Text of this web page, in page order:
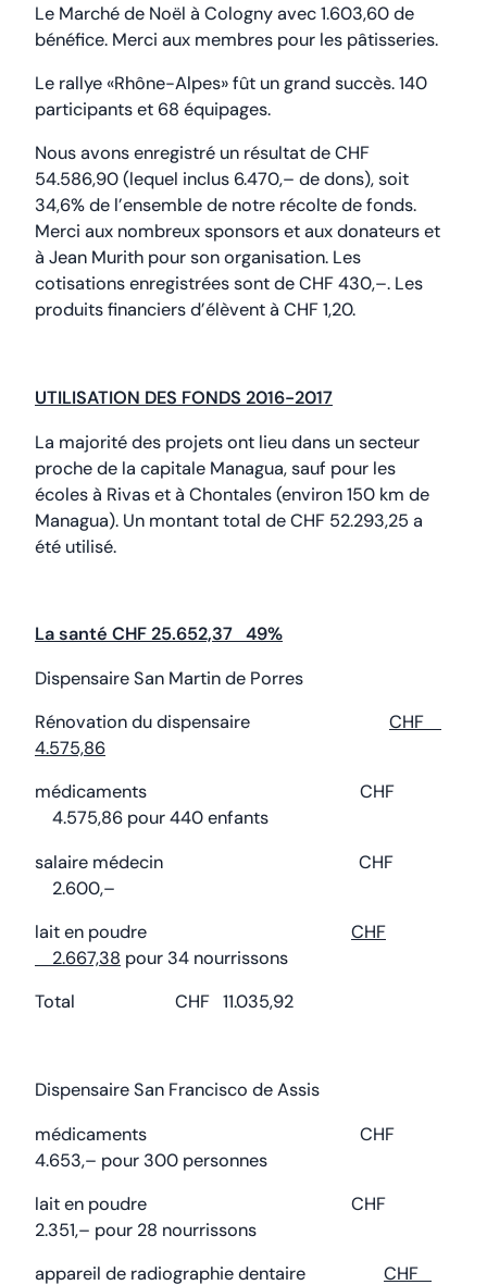
Le Marché de Noël à Cologny avec 1.603,60 de
bénéfice. Merci aux membres pour les pâtisseries.
Le rallye «Rhône-Alpes» fût un grand succès. 140
participants et 68 équipages.
Nous avons enregistré un résultat de CHF
54.586,90 (lequel inclus 6.470,– de dons), soit
34,6% de l’ensemble de notre récolte de fonds.
Merci aux nombreux sponsors et aux donateurs et
à Jean Murith pour son organisation. Les
cotisations enregistrées sont de CHF 430,–. Les
produits financiers d’élèvent à CHF 1,20.
UTILISATION DES FONDS 2016-2017
La majorité des projets ont lieu dans un secteur
proche de la capitale Managua, sauf pour les
écoles à Rivas et à Chontales (environ 150 km de
Managua). Un montant total de CHF 52.293,25 a
été utilisé.
La santé CHF 25.652,37 49%
Dispensaire San Martin de Porres
Rénovation du dispensaire CHF
4.575,86
médicaments CHF
4.575,86 pour 440 enfants
salaire médecin CHF
2.600,–
lait en poudre CHF
2.667,38 pour 34 nourrissons
Total CHF 11.035,92
Dispensaire San Francisco de Assis
médicaments CHF
4.653,– pour 300 personnes
lait en poudre CHF
2.351,– pour 28 nourrissons
appareil de radiographie dentaire CHF